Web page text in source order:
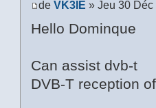
deVK3IE » Jeu 30
Hello Dominque
Can assist dvb-t
DVB-T reception